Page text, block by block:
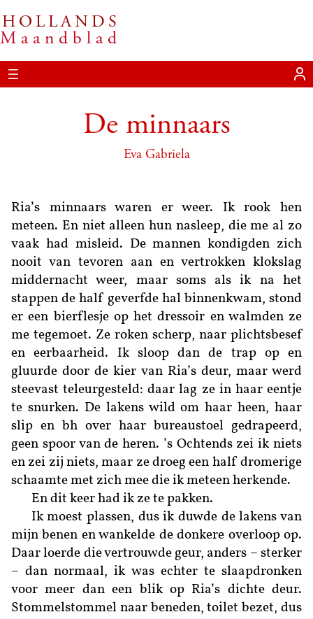
Ga
naar
de
inhoud
HOLLANDS
Maandblad
De minnaars
Eva Gabriela
Ria’s minnaars waren er weer. Ik rook hen
meteen. En niet alleen hun nasleep, die me al zo
vaak had misleid. De mannen kondigden zich
nooit van tevoren aan en vertrokken klokslag
middernacht weer, maar soms als ik na het
stappen de half geverfde hal binnenkwam, stond
er een bierflesje op het dressoir en walmden ze
me tegemoet. Ze roken scherp, naar plichtsbesef
en eerbaarheid. Ik sloop dan de trap op en
gluurde door de kier van Ria’s deur, maar werd
steevast teleurgesteld: daar lag ze in haar eentje
te snurken. De lakens wild om haar heen, haar
slip en bh over haar bureaustoel gedrapeerd,
geen spoor van de heren. ’s Ochtends zei ik niets
en zei zij niets, maar ze droeg een half dromerige
schaamte met zich mee die ik meteen herkende.
En dit keer had ik ze te pakken.
Ik moest plassen, dus ik duwde de lakens van
mijn benen en wankelde de donkere overloop op.
Daar loerde die vertrouwde geur, anders – sterker
– dan normaal, ik was echter te slaapdronken
voor meer dan een blik op Ria’s dichte deur.
Stommelstommel naar beneden, toilet bezet, dus